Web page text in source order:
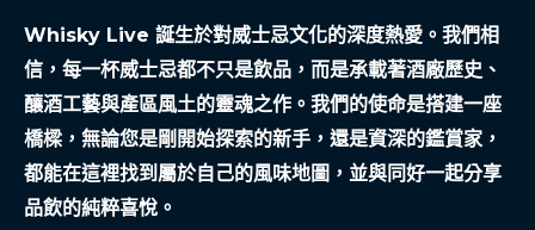
Whisky Live 誕生於對威士忌文化的深度熱愛。我們相
信，每一杯威士忌都不只是飲品，而是承載著酒廠歷史、
釀酒工藝與產區風土的靈魂之作。我們的使命是搭建一座
橋樑，無論您是剛開始探索的新手，還是資深的鑑賞家，
都能在這裡找到屬於自己的風味地圖，並與同好一起分享
品飲的純粹喜悅。